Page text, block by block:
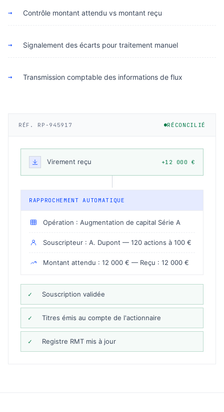
→ Contrôle montant attendu vs montant reçu
→ Signalement des écarts pour traitement manuel
→ Transmission comptable des informations de flux
RÉF. RP-945917 RÉCONCILIÉ
Virement reçu +12 000 €
RAPPROCHEMENT AUTOMATIQUE
Opération : Augmentation de capital Série A
Souscripteur : A. Dupont — 120 actions à 100 €
Montant attendu : 12 000 € — Reçu : 12 000 €
✓ Souscription validée
✓ Titres émis au compte de l'actionnaire
✓ Registre RMT mis à jour